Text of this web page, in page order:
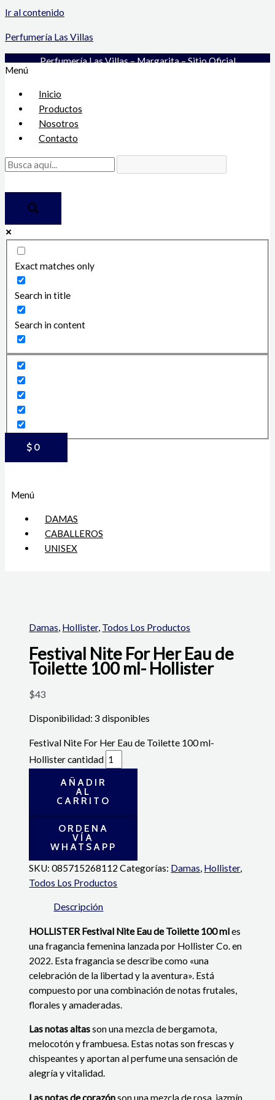
Ir al contenido
Perfumería Las Villas
Perfumería Las Villas – Margarita – Sitio Oficial
Menú
Inicio
Productos
Nosotros
Contacto
Exact matches only
Search in title
Search in content
$ 0
Menú
DAMAS
CABALLEROS
UNISEX
Damas, Hollister, Todos Los Productos
Festival Nite For Her Eau de
Toilette 100 ml- Hollister
$43
Disponibilidad: 3 disponibles
Festival Nite For Her Eau de Toilette 100 ml-
Hollister cantidad
AÑADIR
AL
CARRITO
ORDENA
VÍA
WHATSAPP
SKU:085715268112 Categorías: Damas, Hollister,
Todos Los Productos
Descripción
HOLLISTER Festival Nite Eau de Toilette 100 mles
una fragancia femenina lanzada por Hollister Co. en
2022. Esta fragancia se describe como «una
celebración de la libertad y la aventura». Está
compuesto por una combinación de notas frutales,
florales y amaderadas.
Las notas altasson una mezcla de bergamota,
melocotón y frambuesa. Estas notas son frescas y
chispeantes y aportan al perfume una sensación de
alegría y vitalidad.
Las notas de corazónson una mezcla de rosa, jazmín